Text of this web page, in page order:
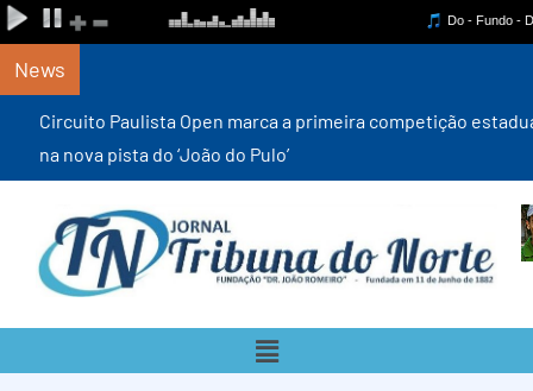
News
Circuito Paulista Open marca a primeira competição estadual
na nova pista do ‘João do Pulo’